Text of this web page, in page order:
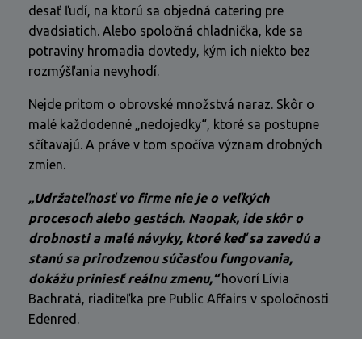
desať ľudí, na ktorú sa objedná catering pre
dvadsiatich. Alebo spoločná chladnička, kde sa
potraviny hromadia dovtedy, kým ich niekto bez
rozmýšľania nevyhodí.
Nejde pritom o obrovské množstvá naraz. Skôr o
malé každodenné „nedojedky“, ktoré sa postupne
sčítavajú. A práve v tom spočíva význam drobných
zmien.
„Udržateľnosť vo firme nie je o veľkých
procesoch alebo gestách. Naopak, ide skôr o
drobnosti a malé návyky, ktoré keď sa zavedú a
stanú sa prirodzenou súčasťou fungovania,
dokážu priniesť reálnu zmenu,“hovorí Lívia
Bachratá, riaditeľka pre Public Affairs v spoločnosti
Edenred.